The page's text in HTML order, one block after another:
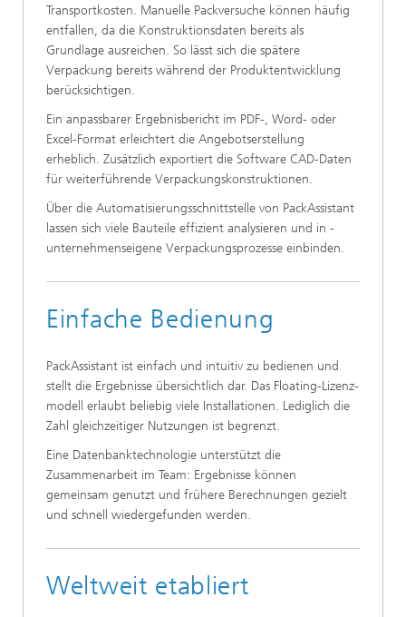
Transportkosten. Manuelle Packversuche können häufig
entfallen, da die Konstruktionsdaten bereits als
Grundlage ausreichen. So lässt sich die spätere
Verpackung bereits während der Produktentwicklung
berücksichtigen.
Ein anpassbarer Ergebnisbericht im PDF-, Word- oder
Excel-Format ­erleichtert die Angebotserstellung
erheblich. Zusätzlich exportiert die ­Software CAD-Daten
für ­weiterführende Verpackungskonstruktionen.
Über die Automatisierungsschnitt­stelle von PackAssistant
lassen sich viele Bauteile ­effizient ­analysieren und in ­
unternehmenseigene Verpackungsprozesse einbinden.
Einfache Bedienung
PackAssistant ist einfach und intuitiv zu bedienen und
stellt die Ergebnisse ­übersichtlich dar. Das Floating-Lizenz­
modell erlaubt beliebig viele ­Installationen. Lediglich die
Zahl ­gleichzeitiger Nutzungen ist begrenzt.
Eine Datenbanktechnologie unterstützt die
Zusammenarbeit im Team: Ergebnisse können
gemeinsam genutzt und frühere Berechnungen gezielt
und schnell wiedergefunden werden.
Weltweit etabliert